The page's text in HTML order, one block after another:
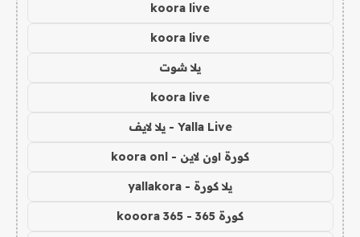
koora live
koora live
يلا شوت
koora live
Yalla Live - يلا لايف
كورة اون لاين - koora onl
يلا كورة - yallakora
كورة 365 - kooora 365